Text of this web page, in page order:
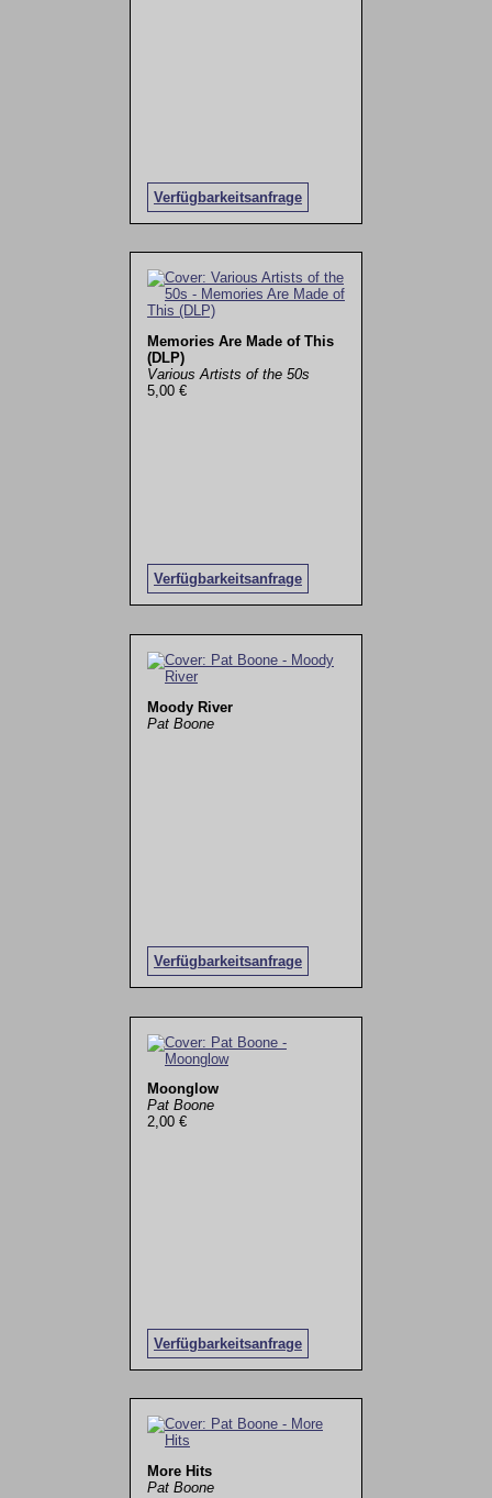
Verfügbarkeitsanfrage
Memories Are Made of This
(DLP)
Various Artists of the 50s
5,00 €
Verfügbarkeitsanfrage
Moody River
Pat Boone
Verfügbarkeitsanfrage
Moonglow
Pat Boone
2,00 €
Verfügbarkeitsanfrage
More Hits
Pat Boone